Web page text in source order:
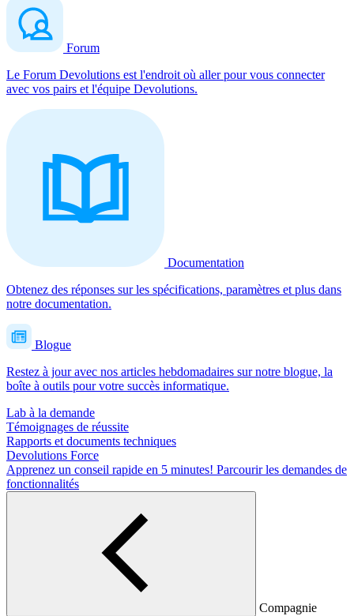
Forum
Le Forum Devolutions est l'endroit où aller pour vous connecter
avec vos pairs et l'équipe Devolutions.
Documentation
Obtenez des réponses sur les spécifications, paramètres et plus dans
notre documentation.
Blogue
Restez à jour avec nos articles hebdomadaires sur notre blogue, la
boîte à outils pour votre succès informatique.
Lab à la demande
Témoignages de réussite
Rapports et documents techniques
Devolutions Force
Apprenez un conseil rapide en 5 minutes! Parcourir les demandes de
fonctionnalités
Compagnie